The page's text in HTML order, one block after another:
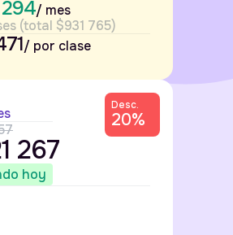
/ mes
(total $931 765)
/ por clase
Desc.
20%
267
hoy